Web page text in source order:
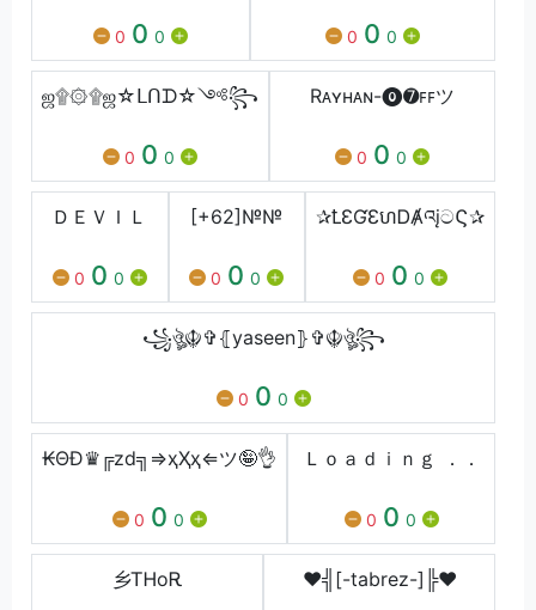
0 0 0 0 0 0
ஜ۩۞۩ஜ☆ᒪᑎᗪ☆༺꧂
0 0 0
Rᴀʏʜᴀɴ-⓿➐ꜰꜰツ
0 0 0
ＤＥＶＩＬ
0 0 0
[+62]№№
0 0 0
✰ꝈƐƓƐហᎠȺའįටϚ✰
0 0 0
꧁ঔৣ☬✞⦃yaseen⦄✞☬ঔৣ꧂
0 0 0
₭ΘĐ♛╔zd╗⇒ҳҲҳ⇐ツ🤪👌
0 0 0
Ｌｏａｄｉｎｇ ．．
0 0 0
乡ᎢᎻoᎡ ♥╣[-tabrez-]╠♥